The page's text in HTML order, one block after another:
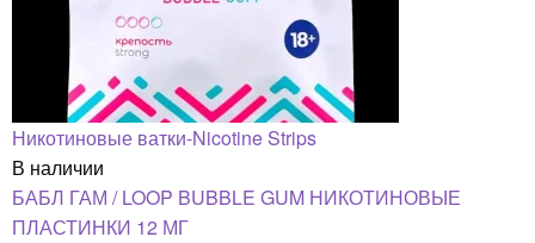
Никотиновые ватки-Nicotine Strips
В наличии
БАБЛ ГАМ / LOOP BUBBLE GUM НИКОТИНОВЫЕ
ПЛАСТИНКИ 12 МГ